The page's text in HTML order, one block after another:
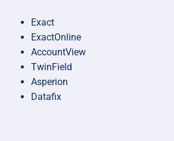
Exact
ExactOnline
AccountView
TwinField
Asperion
Datafix